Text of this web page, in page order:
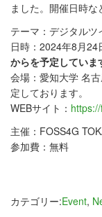
ました。開催日時な
テーマ：デジタルツ
日時：2024年8月
からを予定していま
会場：愛知大学 名
定しております。
WEBサイト：
主催：FOSS4G
参加費：無料
カテゴリー:Event,